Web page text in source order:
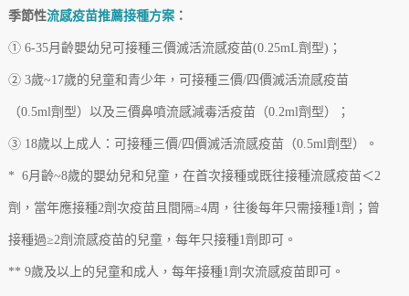
季節性流感疫苗推薦接種方案：
① 6-35月齡嬰幼兒可接種三價滅活流感疫苗(0.25mL劑型)；
② 3歲~17歲的兒童和青少年，可接種三價/四價滅活流感疫苗
（0.5ml劑型）以及三價鼻噴流感減毒活疫苗（0.2ml劑型）；
③ 18歲以上成人：可接種三價/四價滅活流感疫苗（0.5ml劑型）。
* 6月齡~8歲的嬰幼兒和兒童，在首次接種或既往接種流感疫苗＜2
劑，當年應接種2劑次疫苗且間隔≥4周，往後每年只需接種1劑；曾
接種過≥2劑流感疫苗的兒童，每年只接種1劑即可。
** 9歲及以上的兒童和成人，每年接種1劑次流感疫苗即可。